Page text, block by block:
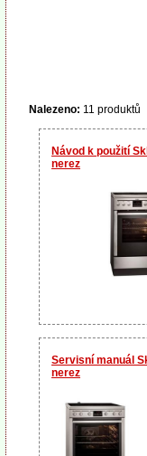
Nalezeno: 11 produktů
Návod k použití
nerez
Servisní manuál
nerez